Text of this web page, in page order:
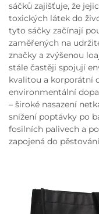
sáčků zajišťuje, že
toxických látek do
tyto sáčky začínají
zaměřených na
značky a zvýšenou
stále častěji spojují
kvalitou a korporátní
environmentální
– široké nasazení
snížení poptávky po
fosilních palivech a
zapojená do